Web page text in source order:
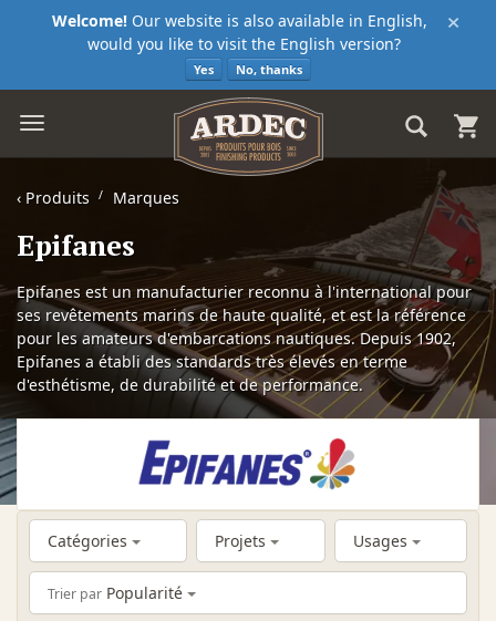
×
Welcome! Our website is also available in English,
would you like to visit the English version?
Yes No, thanks
‹ Produits Marques
Epifanes
Epifanes est un manufacturier reconnu à l'international pour
ses revêtements marins de haute qualité, et est la référence
pour les amateurs d'embarcations nautiques. Depuis 1902,
Epifanes a établi des standards très élevés en terme
d'esthétisme, de durabilité et de performance.
Catégories Projets Usages
Trier par Popularité